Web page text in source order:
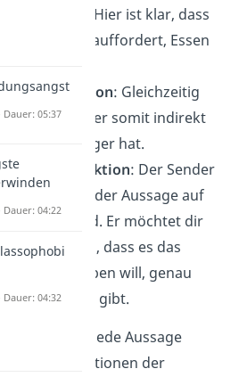
: Hier ist klar, dass
der Sender auffordert, Essen
: Gleichzeitig
dir der Sender somit indirekt
dass er Hunger hat.
: Der Sender
während der Aussage auf
Imbiss-Stand. Er möchtet dir
also sagen, dass es das
das er haben will, genau
zum Kaufen gibt.
also, dass jede Aussage
drei Funktionen der
Dauer: 05:37
Dauer: 04:22
Dauer: 04:32